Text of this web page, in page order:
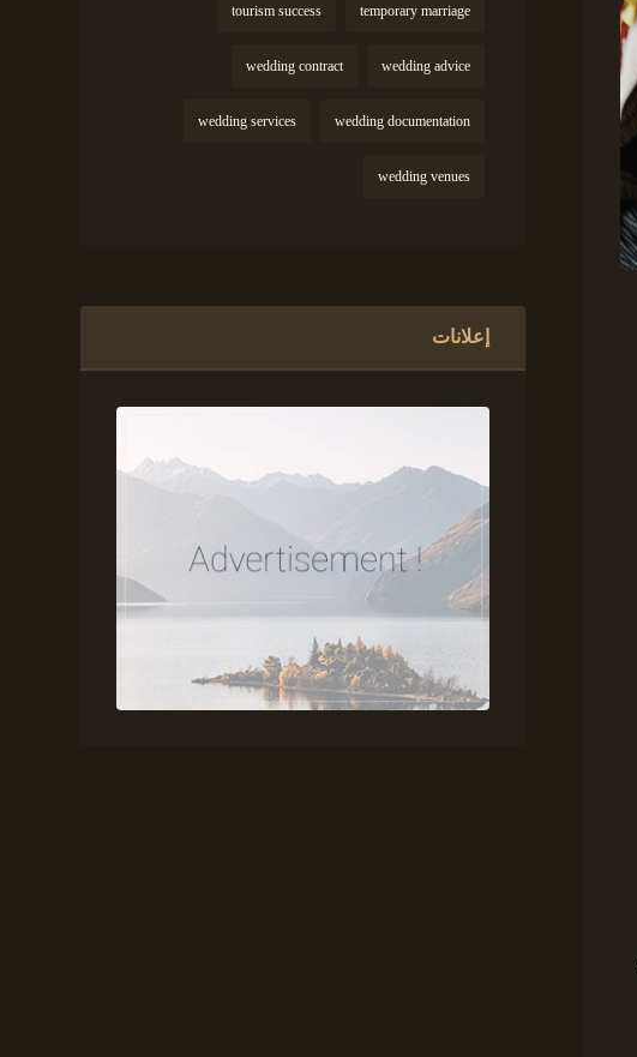
temporary marriage
tourism success
wedding advice
wedding contract
wedding documentation
wedding services
wedding venues
إعلانات